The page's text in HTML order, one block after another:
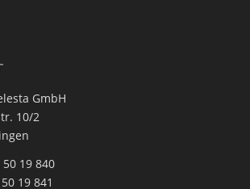
GmbH
10/2
50 19 840
19 841